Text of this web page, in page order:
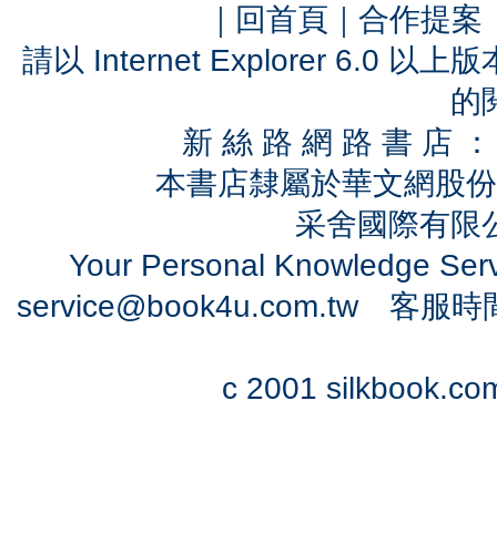
｜ 回首頁 ｜ 合作提案
請以 Internet Explorer 6.0 以上
的
新 絲 路 網 路 書 店
本書店隸屬於華文網股
采舍國際有
Your Personal Knowledge
service@book4u.com.tw客服時
c 2001